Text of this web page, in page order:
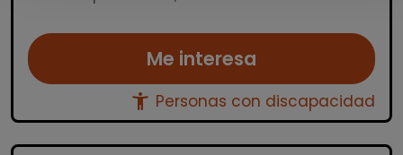
Me interesa
accessibility_new Personas con discapacidad